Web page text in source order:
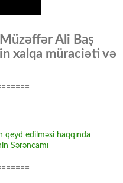
Ali Baş
xalqa müraciəti və
qeyd edilməsi haqqında
Sərəncamı